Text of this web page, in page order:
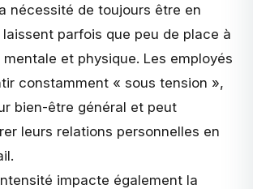
nécessité de toujours être en
parfois que peu de place à
et physique. Les employés
constamment « sous tension »,
bien-être général et peut
leurs relations personnelles en
impacte également la